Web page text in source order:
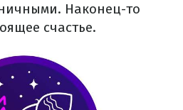
Наконец-то
счастье.